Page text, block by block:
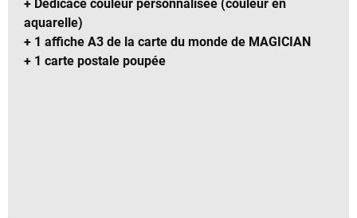
+ Dédicace couleur personnalisée (couleur en
aquarelle)
+ 1 affiche A3 de la carte du monde de MAGICIAN
+ 1 carte postale poupée